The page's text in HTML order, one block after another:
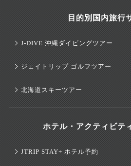
目的別国内旅行
J-DIVE 沖縄ダイビングツアー
ジェイトリップ ゴルフツアー
北海道スキーツアー
ホテル・アクティビテ
JTRIP STAY+ ホテル予約